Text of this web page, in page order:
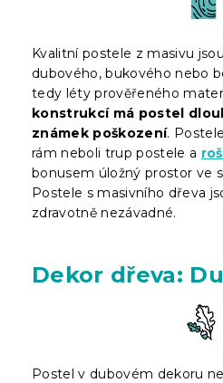
Kvalitní postele z masivu
dubového, bukového nebo
tedy léty prověřeného
konstrukcí má postel
známek poškození.
rám neboli trup postele a
bonusem úložný prostor ve
Postele s masivního dřeva
zdravotně nezávadné.
Dekor dřeva:
Postel v dubovém dekoru